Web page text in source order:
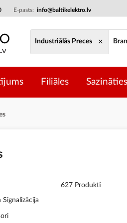
E-pasts: info@baltikelektro.lv
Industriālās Preces
×
Filiāles
627 Produkti
Signalizācija